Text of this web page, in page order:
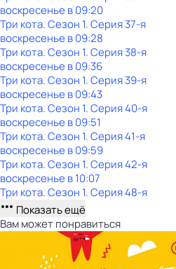
воскресенье в09:20
Три кота. Сезон 1. Серия 37-я
воскресенье в09:28
Три кота. Сезон 1. Серия 38-я
воскресенье в09:36
Три кота. Сезон 1. Серия 39-я
воскресенье в09:43
Три кота. Сезон 1. Серия 40-я
воскресенье в09:51
Три кота. Сезон 1. Серия 41-я
воскресенье в09:59
Три кота. Сезон 1. Серия 42-я
воскресенье в10:07
Три кота. Сезон 1. Серия 48-я
Показать ещё
Вам может понравиться